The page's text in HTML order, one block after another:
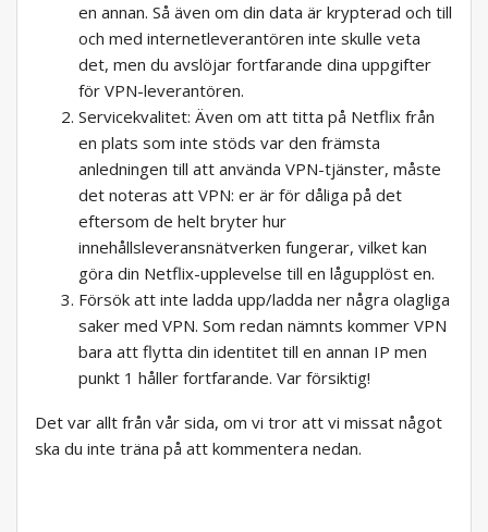
en annan. Så även om din data är krypterad och till
och med internetleverantören inte skulle veta
det, men du avslöjar fortfarande dina uppgifter
för VPN-leverantören.
Servicekvalitet: Även om att titta på Netflix från
en plats som inte stöds var den främsta
anledningen till att använda VPN-tjänster, måste
det noteras att VPN: er är för dåliga på det
eftersom de helt bryter hur
innehållsleveransnätverken fungerar, vilket kan
göra din Netflix-upplevelse till en lågupplöst en.
Försök att inte ladda upp/ladda ner några olagliga
saker med VPN. Som redan nämnts kommer VPN
bara att flytta din identitet till en annan IP men
punkt 1 håller fortfarande. Var försiktig!
Det var allt från vår sida, om vi tror att vi missat något
ska du inte träna på att kommentera nedan.